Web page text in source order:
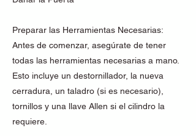
Preparar las Herramientas Necesarias:
Antes de comenzar, asegúrate de tener
todas las herramientas necesarias a mano.
Esto incluye un destornillador, la nueva
cerradura, un taladro (si es necesario),
tornillos y una llave Allen si el cilindro la
requiere.